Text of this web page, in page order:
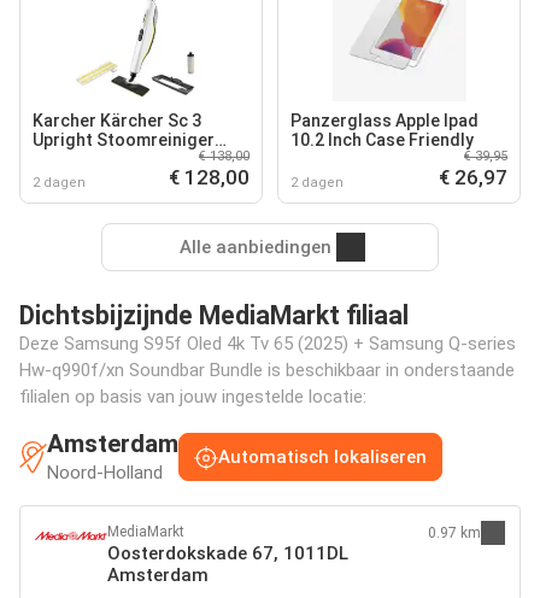
Karcher Kärcher Sc 3
Upright Stoomreiniger
2 dagen
€ 138,00
€ 128,00
Panzerglass Apple Ipad
10.2 Inch Case Friendly
2 dagen
€ 39,95
€ 26,97
Alle aanbiedingen
Dichtsbijzijnde MediaMarkt filiaal
Deze Samsung S95f Oled 4k Tv 65 (2025) + Samsung Q-series
Hw-q990f/xn Soundbar Bundle is beschikbaar in onderstaande
filialen op basis van jouw ingestelde locatie:
Amsterdam
Noord-Holland
Automatisch lokaliseren
MediaMarkt
Oosterdokskade 67, 1011DL
Amsterdam
0.97 km